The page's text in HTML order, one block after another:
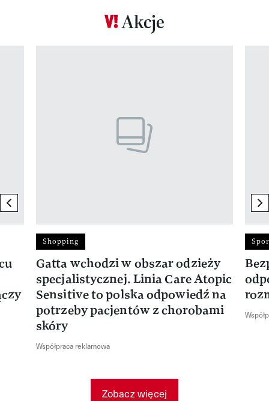
Akcje
previous element
Shopping
Gatta wchodzi w obszar odzieży
specjalistycznej. Linia Care Atopic
Sensitive to polska odpowiedź na
potrzeby pacjentów z chorobami
skóry
Współpraca reklamowa
Zobacz więcej